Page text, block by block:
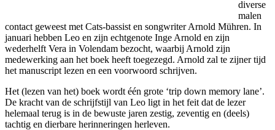
diverse
malen
contact geweest met Cats-bassist en songwriter Arnold Mühren. In
januari hebben Leo en zijn echtgenote Inge Arnold en zijn
wederhelft Vera in Volendam bezocht, waarbij Arnold zijn
medewerking aan het boek heeft toegezegd. Arnold zal te zijner tijd
het manuscript lezen en een voorwoord schrijven.
Het (lezen van het) boek wordt één grote ‘trip down memory lane’.
De kracht van de schrijfstijl van Leo ligt in het feit dat de lezer
helemaal terug is in de bewuste jaren zestig, zeventig en (deels)
tachtig en dierbare herinneringen herleven.